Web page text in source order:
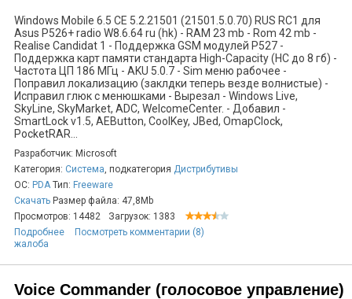
Windows Mobile 6.5 CE 5.2.21501 (21501.5.0.70) RUS RC1 для
Asus P526+ radio W8.6.64 ru (hk) - RAM 23 mb - Rom 42 mb -
Realise Candidat 1 - Поддержка GSM модулей Р527 -
Поддержка карт памяти стандарта High-Capacity (HC до 8 гб) -
Частота ЦП 186 МГц - AKU 5.0.7 - Sim меню рабочее -
Поправил локализацию (заклдки теперь везде волнистые) -
Исправил глюк с менюшками - Вырезал - Windows Live,
SkyLine, SkyMarket, ADC, WelcomeCenter. - Добавил -
SmartLock v1.5, AEButton, CoolKey, JBed, OmapClock,
PocketRAR...
Разработчик: Microsoft
Категория: Система, подкатегория Дистрибутивы
ОС: PDAТип: Freeware
Скачать Размер файла: 47,8Mb
Просмотров: 14482
Загрузок: 1383
Подробнее
Посмотреть комментарии (8)
жалоба
Voice Commander (голосовое управление)